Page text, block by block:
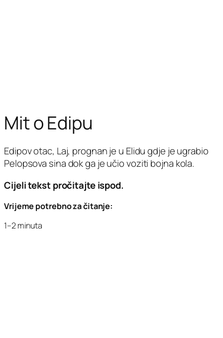
Mit o Edipu
Edipov otac, Laj, prognan je u Elidu gdje je ugrabio
Pelopsova sina dok ga je učio voziti bojna kola.
Cijeli tekst pročitajte ispod.
Vrijeme potrebno za čitanje:
1–2 minuta